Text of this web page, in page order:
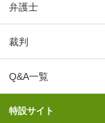
弁護士
裁判
Q&A一覧
特設サイト